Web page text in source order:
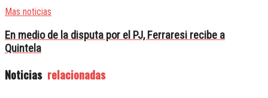
Mas noticias
En medio de la disputa por el PJ, Ferraresi recibe a
Quintela
Noticias relacionadas